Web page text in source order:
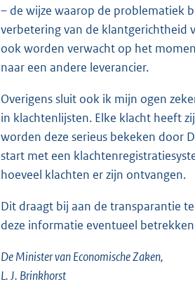
– de wijze waarop de problematiek
verbetering van de klantgerichtheid
ook worden verwacht op het
naar een andere leverancier.
Overigens sluit ook ik mijn ogen
in klachtenlijsten. Elke klacht heeft
worden deze serieus bekeken door
start met een
hoeveel klachten er zijn ontvangen.
Dit draagt bij aan de transparantie
deze informatie eventueel
De Minister van Economische Zaken,
L. J. Brinkhorst